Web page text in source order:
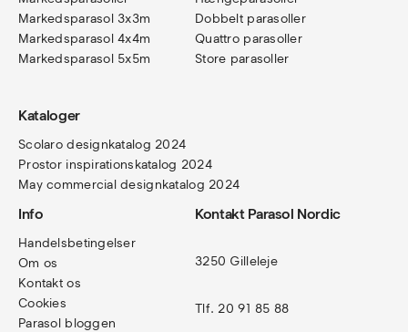
Markedsparasol 3x3m
Markedsparasol 4x4m
Markedsparasol 5x5m
Dobbelt parasoller
Quattro parasoller
Store parasoller
Kataloger
Scolaro designkatalog 2024
Prostor inspirationskatalog 2024
May commercial designkatalog 2024
Info
Handelsbetingelser
Om os
Kontakt os
Cookies
Parasol bloggen
Kontakt Parasol Nordic
3250 Gilleleje
Tlf. 20 91 85 88